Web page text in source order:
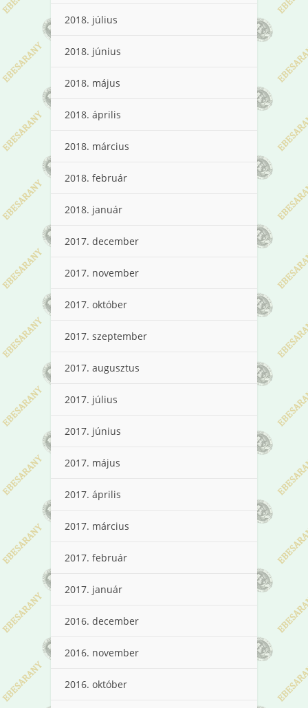
2018. július
2018. június
2018. május
2018. április
2018. március
2018. február
2018. január
2017. december
2017. november
2017. október
2017. szeptember
2017. augusztus
2017. július
2017. június
2017. május
2017. április
2017. március
2017. február
2017. január
2016. december
2016. november
2016. október